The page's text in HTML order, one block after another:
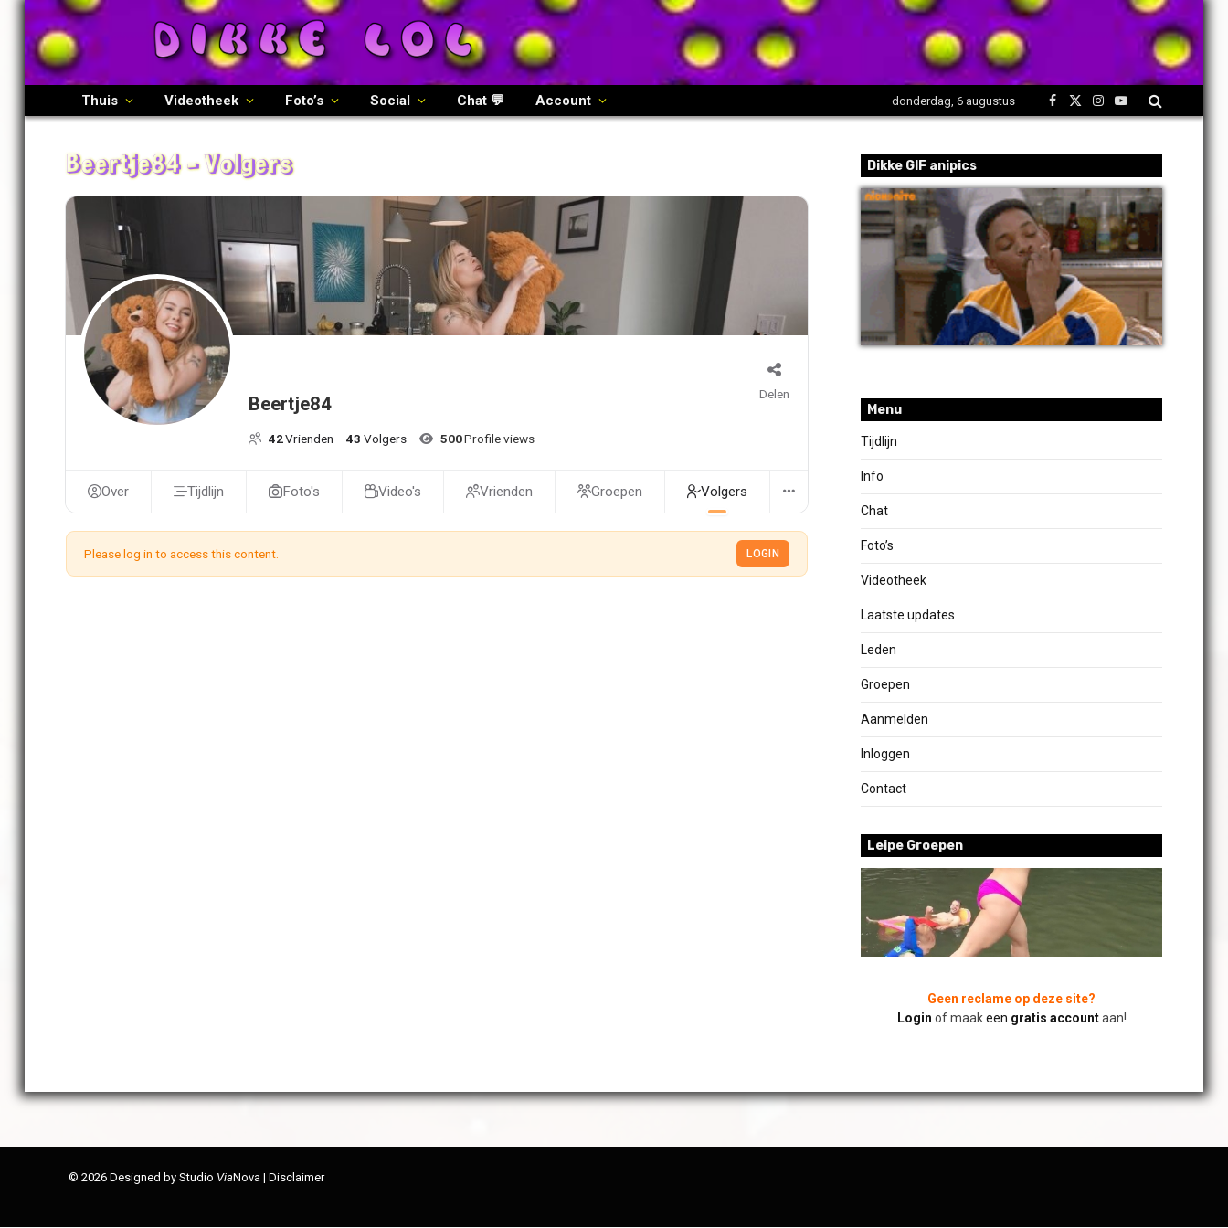
Thuis Videotheek Foto’s Social Chat 💬 Account donderdag, 6 augustus
Facebook
X
Instagram
YouTube
Beertje84 - Volgers
Beertje84
42Vrienden 43 Volgers 500Profile views
Delen
Over Tijdlijn Foto's Video's Vrienden Groepen Volgers
Please log in to access this content. LOGIN
Dikke GIF anipics
Menu
Tijdlijn
Info
Chat
Foto’s
Videotheek
Laatste updates
Leden
Groepen
Aanmelden
Inloggen
Contact
Leipe Groepen
Geen reclame op deze site?
Login of maakeen gratis accountaan!
© 2026 Designed by Studio ViaNova | Disclaimer